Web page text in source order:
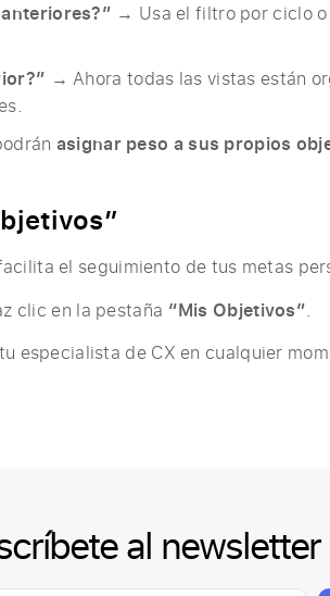
→ Usa el filtro por ciclo o
→ Ahora todas las vistas están
asignar peso a sus propios
el seguimiento de tus metas
clic en la pestaña “Mis Objetivos”.
especialista de CX en cualquier
al newsletter